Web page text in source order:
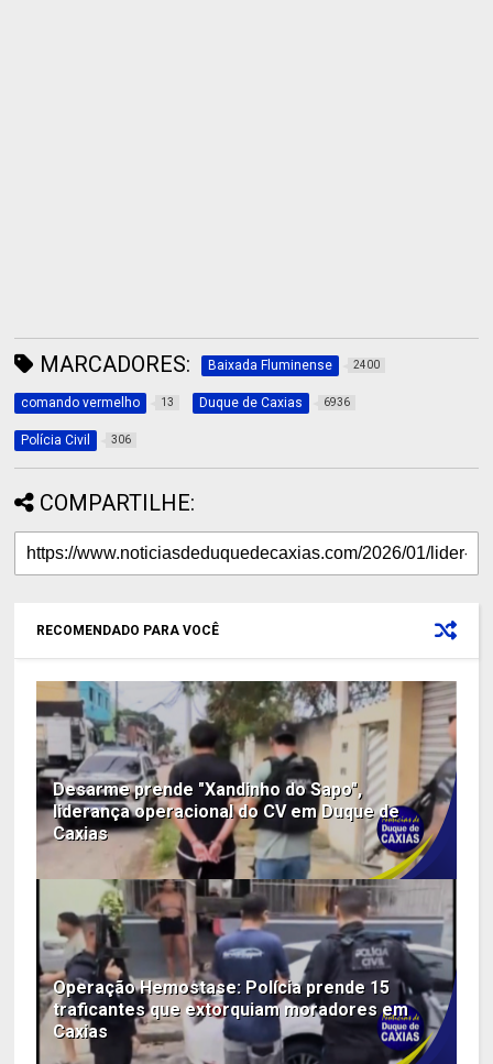
MARCADORES: Baixada Fluminense 2400
comando vermelho 13 Duque de Caxias 6936
Polícia Civil 306
COMPARTILHE:
RECOMENDADO PARA VOCÊ
Desarme prende "Xandinho do Sapo",
liderança operacional do CV em Duque de
Caxias
Operação Hemostase: Polícia prende 15
traficantes que extorquiam moradores em
Caxias